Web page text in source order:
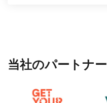
当社のパートナー